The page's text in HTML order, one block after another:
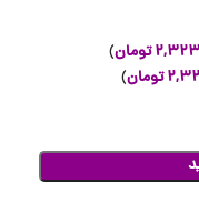
تومان)
تومان)